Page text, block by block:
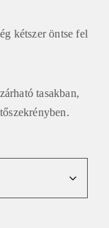
kétszer öntse fel
tasakban,